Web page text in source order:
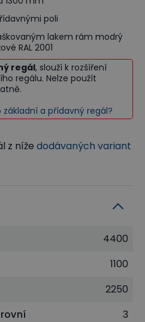
poli
lakem rám modrý
RAL 2001
regál, slouží k rozšíření
regálu. Nelze použít
základní a přídavný regál?
z níže dodávaných variant
4400
1100
2250
3